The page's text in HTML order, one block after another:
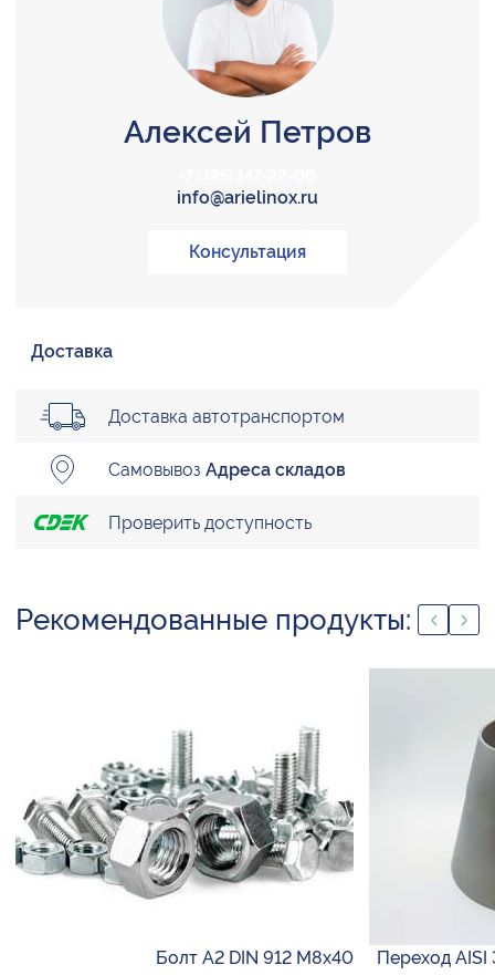
Алексей Петров
info@arielinox.ru
Консультация
Доставка
Доставка автотранспортом
Самовывоз Адреса складов
Проверить доступность
Рекомендованные продукты:
Болт А2 DIN 912 М8х40
Переход